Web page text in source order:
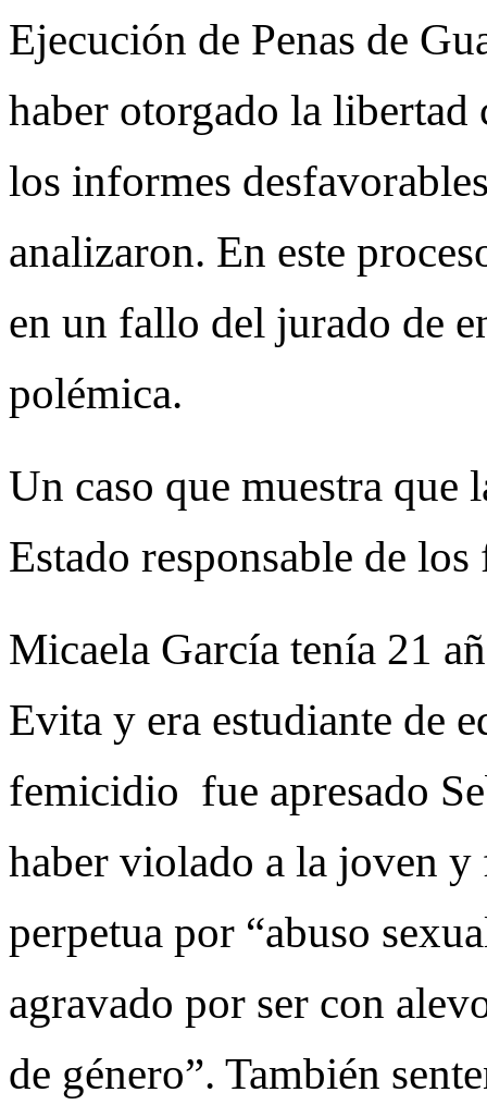
Ejecución de Penas de
haber otorgado la libertad
los informes
analizaron. En este
en un fallo del jurado de
polémica.
Un caso que muestra que
Estado responsable de
Micaela García tenía 21
Evita y era estudiante de
femicidio fue apresado
haber violado a la joven y
perpetua por “abuso
agravado por ser con
de género”. También